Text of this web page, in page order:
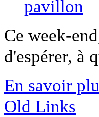
Ce week-
d'espérer, à
En savoir
Old Links